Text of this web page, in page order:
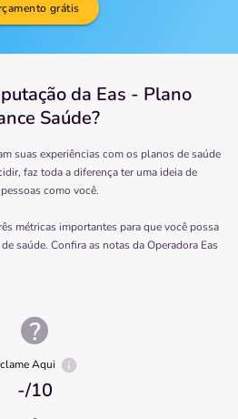
grátis
da Eas - Plano
Saúde?
suas experiências com os planos de saúde
faz toda a diferença ter uma ideia de
como você.
métricas importantes para que você possa
saúde. Confira as notas da Operadora Eas
Aqui
-/10